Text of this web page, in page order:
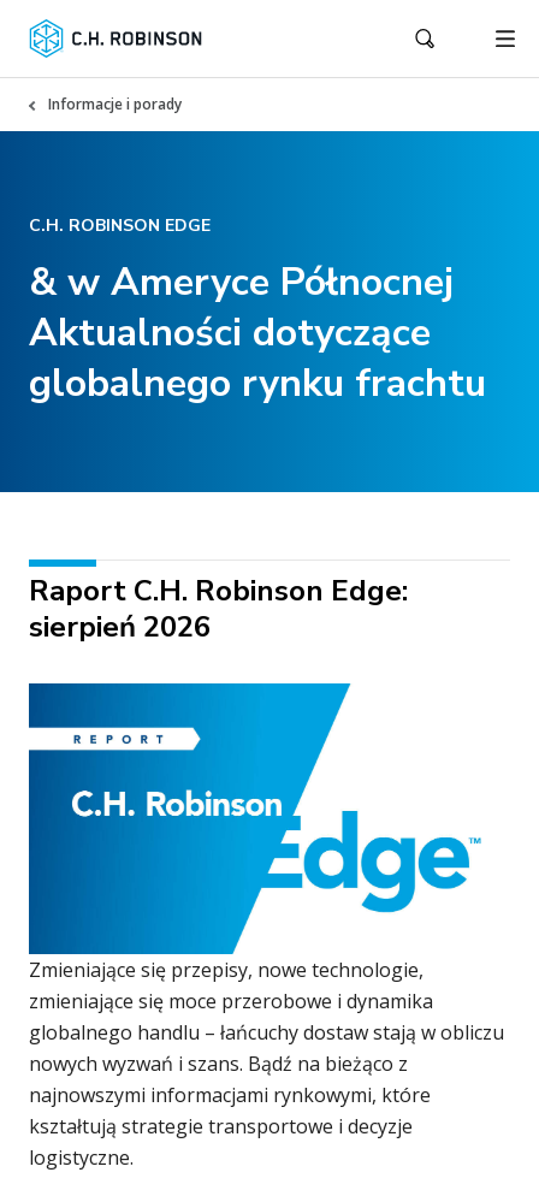
Informacje i porady
C.H. ROBINSON EDGE
& w Ameryce Północnej
Aktualności dotyczące
globalnego rynku frachtu
Raport C.H. Robinson Edge:
sierpień 2026
Zmieniające się przepisy, nowe technologie,
zmieniające się moce przerobowe i dynamika
globalnego handlu – łańcuchy dostaw stają w obliczu
nowych wyzwań i szans. Bądź na bieżąco z
najnowszymi informacjami rynkowymi, które
kształtują strategie transportowe i decyzje
logistyczne.